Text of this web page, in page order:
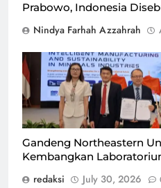
Prabowo, Indonesia
Nindya Farhah Azzahrah
BRIN kerja sama dengan
untuk kembangkan
Kamis (30/7)/Foto : Dok.
Azzahrah)
Gandeng Northeastern
Kembangkan
redaksi July 30, 2026